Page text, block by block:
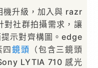
升級，加入與 razr
社群拍攝需求，讓
示對齊構圖。edge
鏡頭 （包含三鏡頭
LYTIA 710 感光